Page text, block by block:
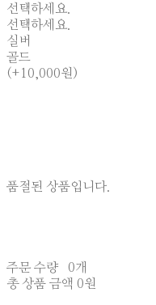
선택하세요.
선택하세요.
실버
골드
(+10,000원)
품절된 상품입니다.
주문 수량
0개
총 상품 금액 0원